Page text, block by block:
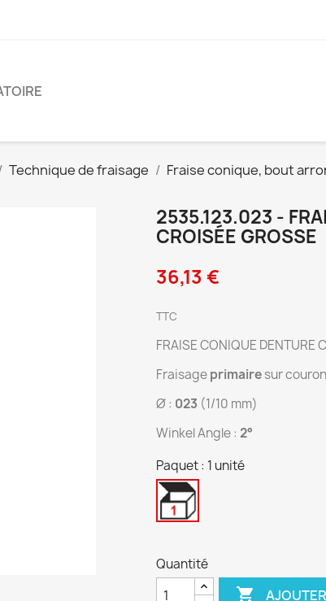
Technique de fraisage Fraise conique, bout
2535.123.023 -
CROISÉE GROSSE
36,13 €
TTC
FRAISE CONIQUE DENTURE
Fraisageprimairesur
Ø : 023 (1/10 mm)
Winkel Angle : 2°
Paquet : 1 unité
1
Quantité
